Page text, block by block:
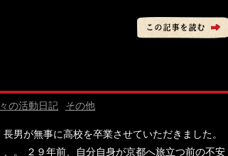
の活動日記 その他
男が無事に高校を卒業させていただきました。
。 ２９年前、自分自身が京都へ旅立つ前の不安